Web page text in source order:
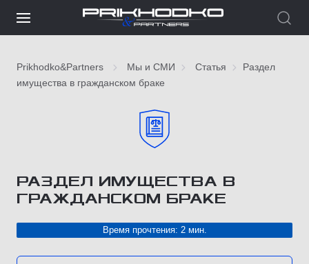
Prikhodko&Partners Мы и СМИ Статья
Раздел
имущества в гражданском браке
РАЗДЕЛ ИМУЩЕСТВА В
ГРАЖДАНСКОМ БРАКЕ
Время прочтения: 2 мин.